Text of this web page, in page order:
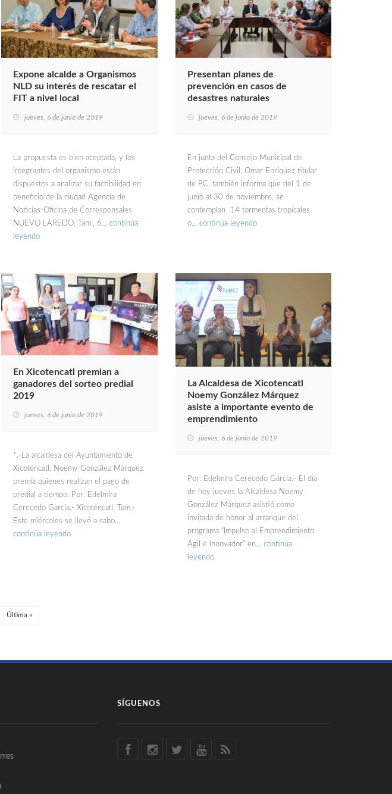
Expone alcalde a Organismos
NLD su interés de rescatar el
FIT a nivel local
jueves, 6 de junio de 2019
La propuesta es bien aceptada, y los
integrantes del organismo están
dispuestos a analizar su factibilidad en
beneficio de la ciudad Agencia de
Noticias-Oficina de Corresponsales
NUEVO LAREDO, Tam., 6… continúa
leyendo
Presentan planes de
prevención en casos de
desastres naturales
jueves, 6 de junio de 2019
En junta del Consejo Municipal de
Protección Civil, Omar Enríquez titular
de PC, también informa que del 1 de
junio al 30 de noviembre, se
contemplan 14 tormentas tropicales
o… continúa leyendo
En Xicotencatl premian a
ganadores del sorteo predial
2019
jueves, 6 de junio de 2019
*.-La alcaldesa del Ayuntamiento de
Xicoténcatl, Noemy González Márquez
premia quienes realizan el pago de
predial a tiempo. Por: Edelmira
Cerecedo Garcia.- Xicoténcatl, Tam.-
Este miércoles se llevó a cabo…
continúa leyendo
La Alcaldesa de Xicotencatl
Noemy González Márquez
asiste a importante evento de
emprendimiento
jueves, 6 de junio de 2019
Por: Edelmira Cerecedo García.- El día
de hoy jueves la Alcaldesa Noemy
González Márquez asistió como
invitada de honor al arranque del
programa “Impulso al Emprendimiento
Ágil e Innovador” en… continúa
leyendo
Última »
SÍGUENOS